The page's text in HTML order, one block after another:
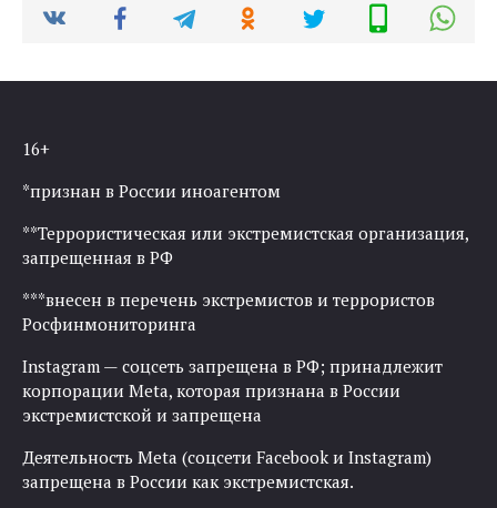
16+
*признан в России иноагентом
**Террористическая или экстремистская организация,
запрещенная в РФ
***внесен в перечень экстремистов и террористов
Росфинмониторинга
Instagram — соцсеть запрещена в РФ; принадлежит
корпорации Meta, которая признана в России
экстремистской и запрещена
Деятельность Meta (соцсети Facebook и Instagram)
запрещена в России как экстремистская.